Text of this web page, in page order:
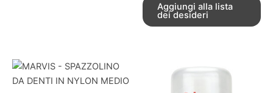
Aggiungi alla lista
dei desideri